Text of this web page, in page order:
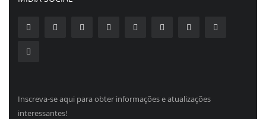
Inscreva-se aqui para obter informações e atualizações
interessantes!